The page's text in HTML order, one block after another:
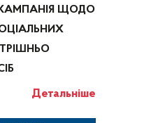
ЩОДО
Детальніше